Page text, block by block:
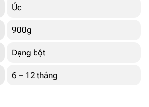
Úc
900g
Dạng bột
6 – 12 tháng